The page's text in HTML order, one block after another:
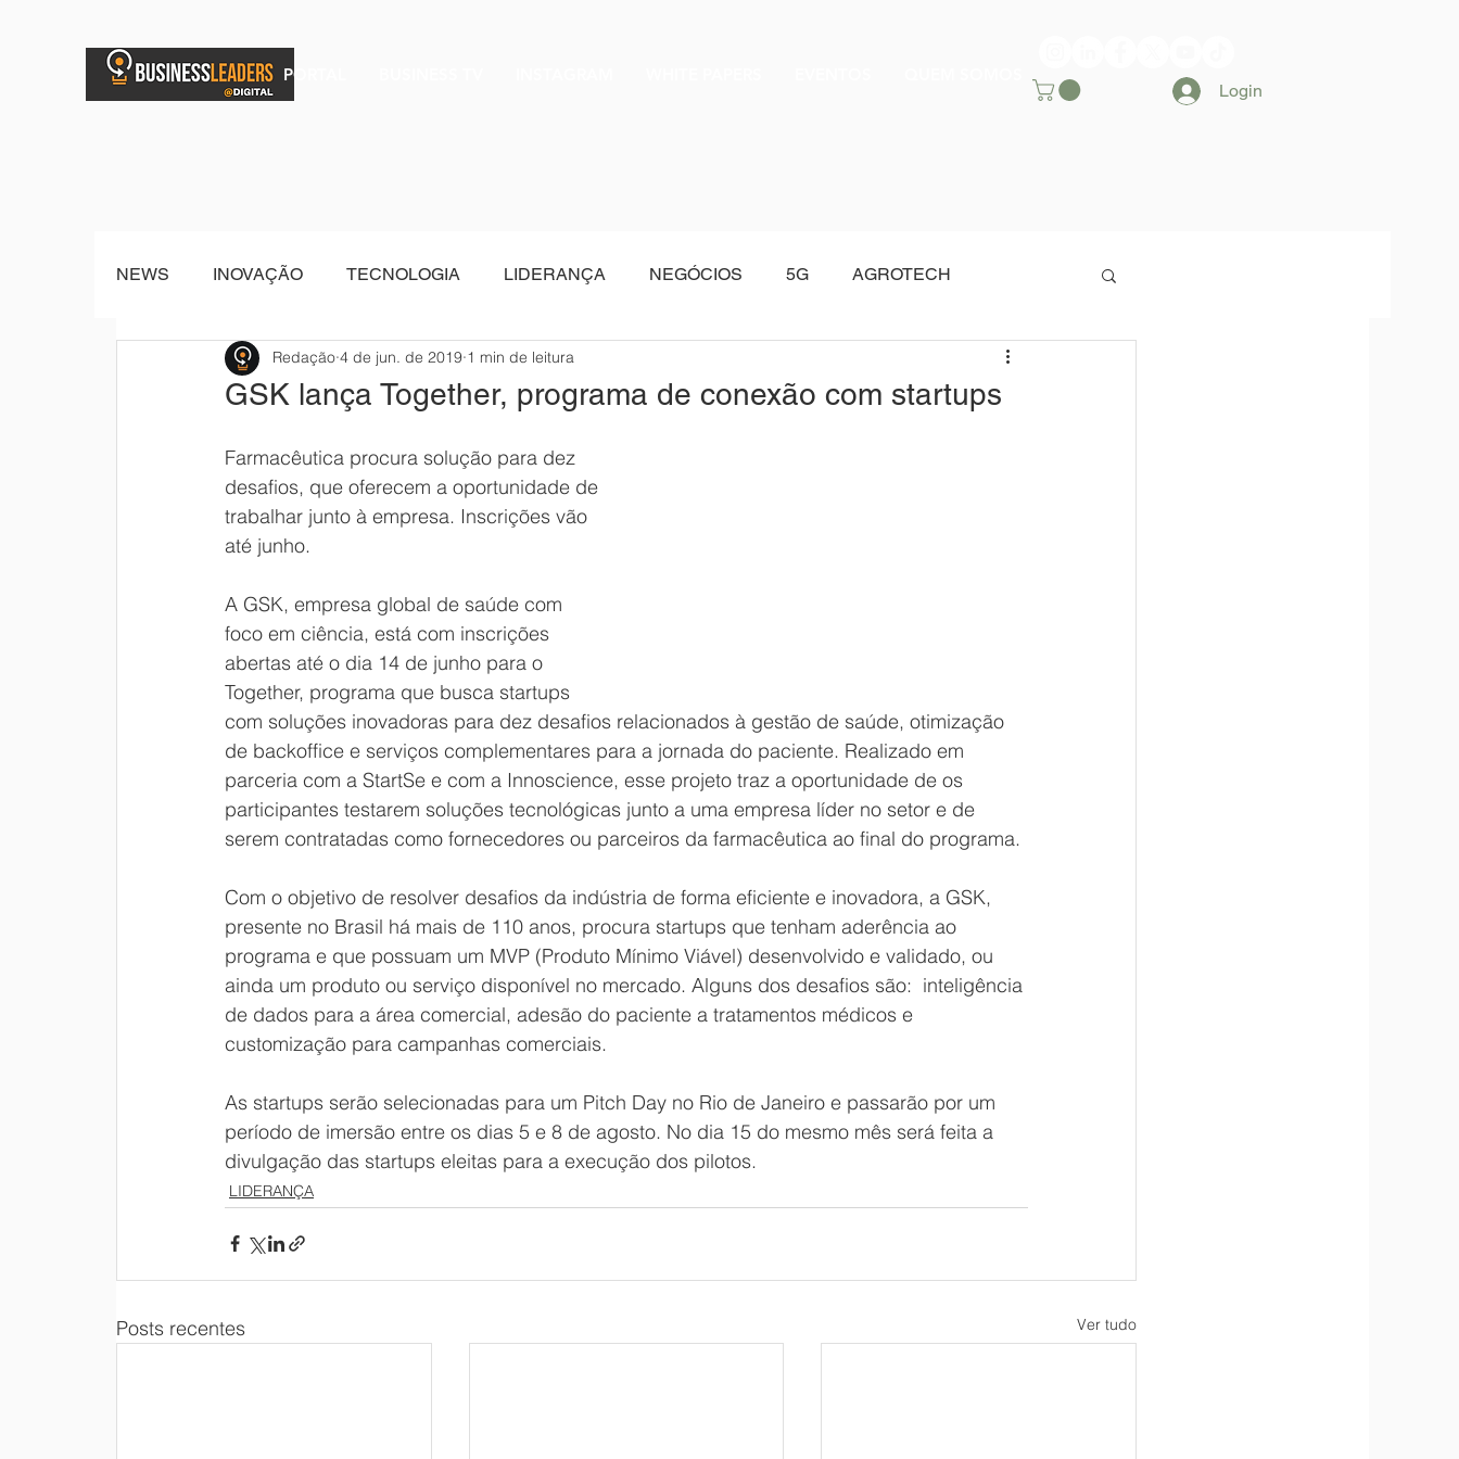
PORTAL
Login
NEWS INOVAÇÃO TECNOLOGIA LIDERANÇA NEGÓCIOS 5G AGROTECH
BRAND POST Senior Sistemas Oracle
GSK lança Together, programa de conexão com startups
Redação 4 de jun. de 2019 1 min de leitura
Farmacêutica procura solução para dez
desafios, que oferecem a oportunidade de
trabalhar junto à empresa. Inscrições vão
até junho.
A GSK, empresa global de saúde com
foco em ciência, está com inscrições
abertas até o dia 14 de junho para o
Together, programa que busca startups
com soluções inovadoras para dez desafios relacionados à gestão de saúde, otimização
de backoffice e serviços complementares para a jornada do paciente. Realizado em
parceria com a StartSe e com a Innoscience, esse projeto traz a oportunidade de os
participantes testarem soluções tecnológicas junto a uma empresa líder no setor e de
serem contratadas como fornecedores ou parceiros da farmacêutica ao final do programa.
Com o objetivo de resolver desafios da indústria de forma eficiente e inovadora, a GSK,
presente no Brasil há mais de 110 anos, procura startups que tenham aderência ao
programa e que possuam um MVP (Produto Mínimo Viável) desenvolvido e validado, ou
ainda um produto ou serviço disponível no mercado. Alguns dos desafios são:  inteligência
de dados para a área comercial, adesão do paciente a tratamentos médicos e
customização para campanhas comerciais.
As startups serão selecionadas para um Pitch Day no Rio de Janeiro e passarão por um
período de imersão entre os dias 5 e 8 de agosto. No dia 15 do mesmo mês será feita a
divulgação das startups eleitas para a execução dos pilotos.
LIDERANÇA
Posts recentes Ver tudo